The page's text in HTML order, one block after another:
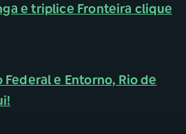
e triplice Fronteira clique
e Entorno, Rio de